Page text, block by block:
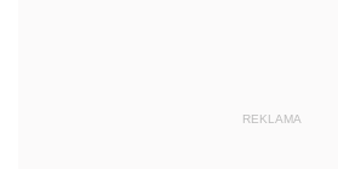
REKLAMA